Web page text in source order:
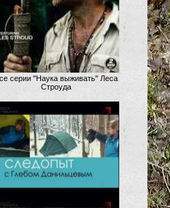
серии "Наука выживать" Леса
Строуда